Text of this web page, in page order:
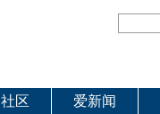
社区 爱新闻